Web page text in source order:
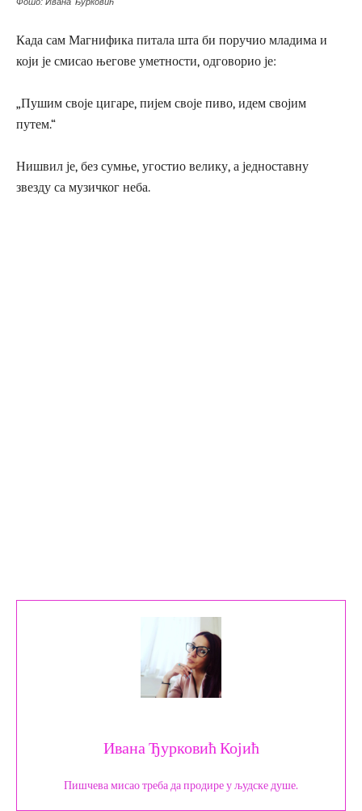
Фото: Ивана Ђурковић
Када сам Магнифика питала шта би поручио младима и
који је смисао његове уметности, одговорио је:
„Пушим своје цигаре, пијем своје пиво, идем својим
путем.“
Нишвил је, без сумње, угостио велику, а једноставну
звезду са музичког неба.
Ивана Ђурковић Којић
Пишчева мисао треба да продире у људске душе.